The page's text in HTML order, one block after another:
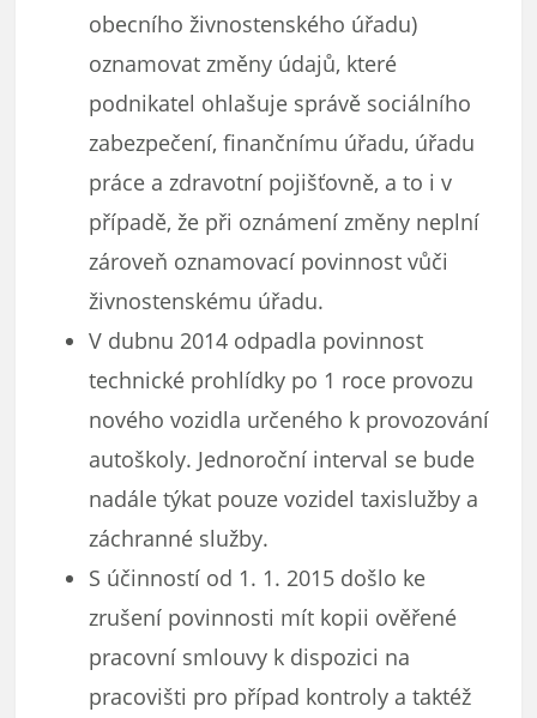
obecního živnostenského úřadu)
oznamovat změny údajů, které
podnikatel ohlašuje správě sociálního
zabezpečení, finančnímu úřadu, úřadu
práce a zdravotní pojišťovně, a to i v
případě, že při oznámení změny neplní
zároveň oznamovací povinnost vůči
živnostenskému úřadu.
V dubnu 2014 odpadla povinnost
technické prohlídky po 1 roce provozu
nového vozidla určeného k provozování
autoškoly. Jednoroční interval se bude
nadále týkat pouze vozidel taxislužby a
záchranné služby.
S účinností od 1. 1. 2015 došlo ke
zrušení povinnosti mít kopii ověřené
pracovní smlouvy k dispozici na
pracovišti pro případ kontroly a taktéž